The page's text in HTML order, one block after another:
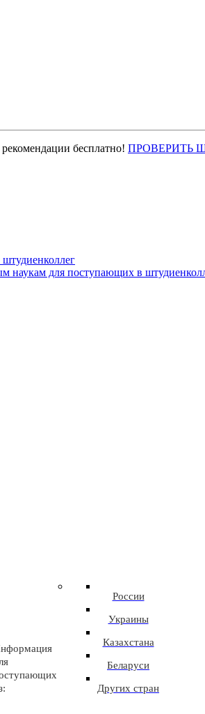
бесплатно! ПРОВЕРИТЬ
наукам для поступающих в
России
Украины
Казахстана
Беларуси
Других стран